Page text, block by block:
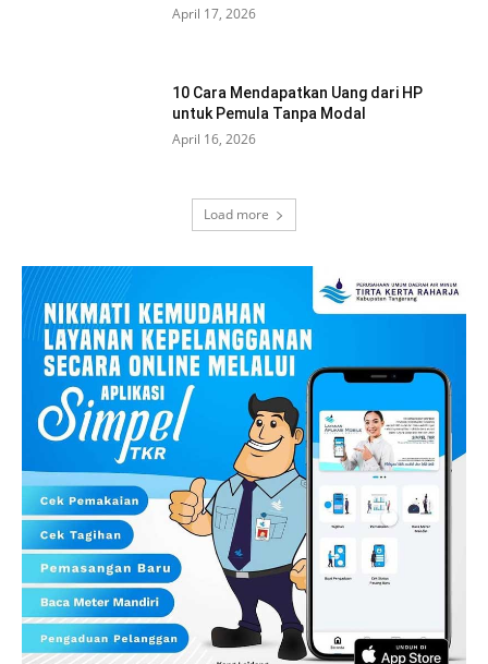
April 17, 2026
10 Cara Mendapatkan Uang dari HP
untuk Pemula Tanpa Modal
April 16, 2026
Load more